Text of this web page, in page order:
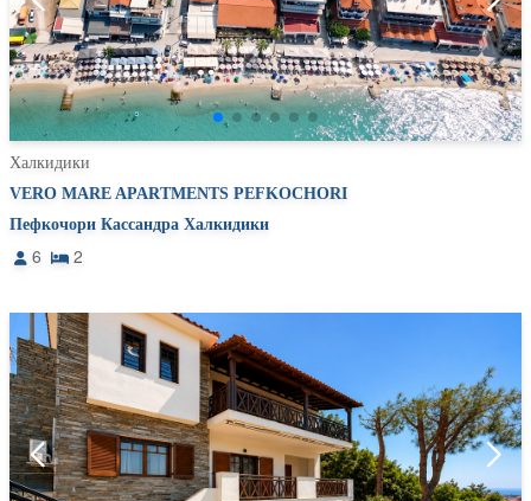
Халкидики
VERO MARE APARTMENTS PEFKOCHORI
Пефкочори Кассандра Халкидики
6 2